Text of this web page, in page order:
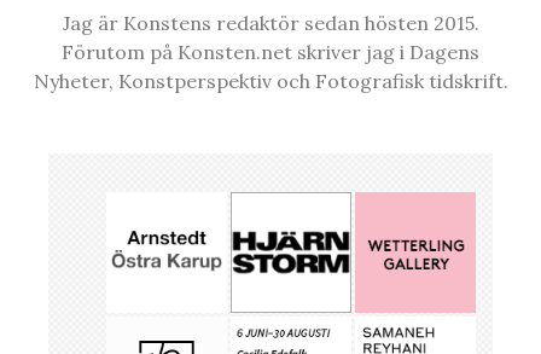
Jag är Konstens redaktör sedan hösten 2015.
Förutom på Konsten.net skriver jag i Dagens
Nyheter, Konstperspektiv och Fotografisk tidskrift.